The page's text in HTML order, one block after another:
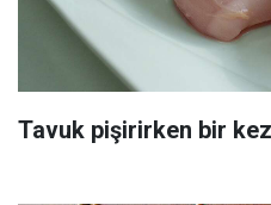
Tavuk pişirirken bir